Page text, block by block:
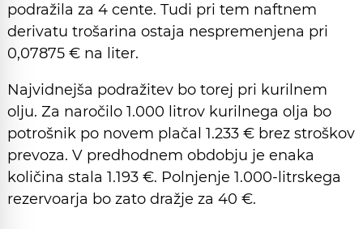
podražila za 4 cente. Tudi pri tem naftnem
derivatu trošarina ostaja nespremenjena pri
0,07875 € na liter.
Najvidnejša podražitev bo torej pri kurilnem
olju. Za naročilo 1.000 litrov kurilnega olja bo
potrošnik po novem plačal 1.233 € brez stroškov
prevoza. V predhodnem obdobju je enaka
količina stala 1.193 €. Polnjenje 1.000-litrskega
rezervoarja bo zato dražje za 40 €.